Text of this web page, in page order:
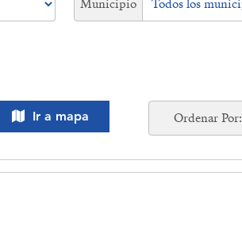
Municipio
Ir a mapa Ordenar Por: